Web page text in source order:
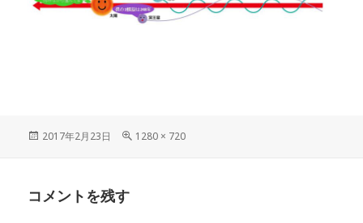
投
2017年2月23日
フ
1280 × 720
コメントを残す